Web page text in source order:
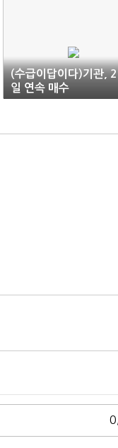
(수급이답이다)기관, 2
일 연속 매수